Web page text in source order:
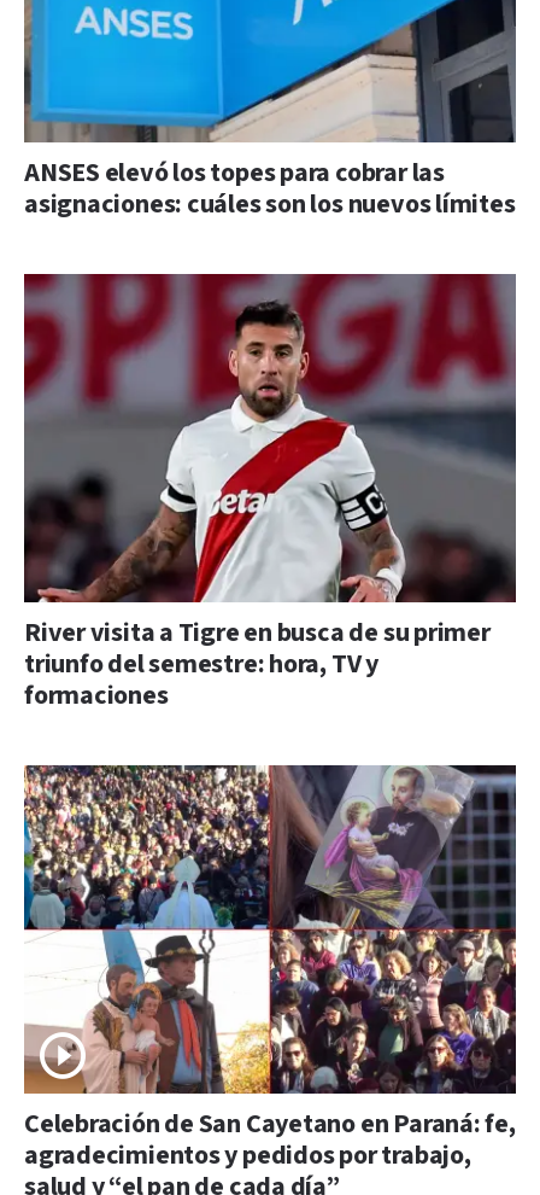
ANSES elevó los topes para cobrar las
asignaciones: cuáles son los nuevos límites
River visita a Tigre en busca de su primer
triunfo del semestre: hora, TV y
formaciones
Celebración de San Cayetano en Paraná: fe,
agradecimientos y pedidos por trabajo,
salud y “el pan de cada día”